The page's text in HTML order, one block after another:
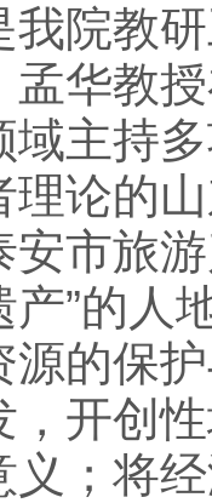
我院教
孟华教
域主持
论的
安市旅
”的人
源的保
，开创
义；将